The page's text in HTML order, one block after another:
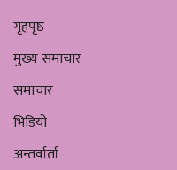
गृहपृष्ठ
मुख्य समाचार
समाचार
भिडियो
अन्तर्वार्ता